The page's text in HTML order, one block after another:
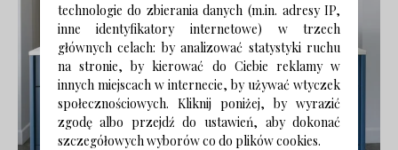
technologie do zbierania danych (m.in. adresy IP,
inne identyfikatory internetowe) w trzech
głównych celach: by analizować statystyki ruchu
na stronie, by kierować do Ciebie reklamy w
innych miejscach w internecie, by używać wtyczek
społecznościowych. Kliknij poniżej, by wyrazić
zgodę albo przejdź do ustawień, aby dokonać
szczegółowych wyborów co do plików cookies.